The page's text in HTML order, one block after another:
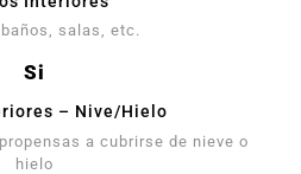
salas, etc.
Si
– Nive/Hielo
a cubrirse de nieve o
hielo